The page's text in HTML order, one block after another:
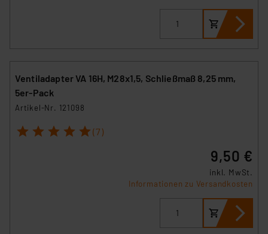
Ventiladapter VA 16H, M28x1,5, Schließmaß 8,25 mm,
5er-Pack
Artikel-Nr. 121098
1 2 3 4 5 (7)
9,50 €
inkl. MwSt.
Informationen zu Versandkosten